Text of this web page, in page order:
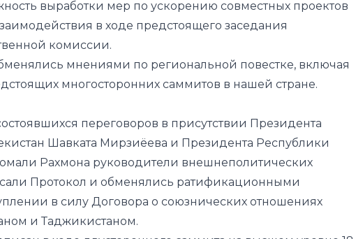
мнениями по региональной повестке, включая
многосторонних саммитов в нашей стране.
переговоров в присутствии Президента
Шавката Мирзиёева и Президента Республики
Протокол и обменялись ратификационными
в силу Договора о союзнических отношениях
и Таджикистаном.
в ходе двустороннего саммита на высшем уровне 18
года в городе Душанбе.
в силу со дня обмена ратификационными грамотами.